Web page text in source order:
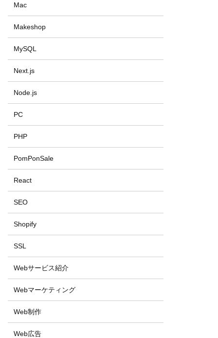
Mac
Makeshop
MySQL
Next.js
Node.js
PC
PHP
PomPonSale
React
SEO
Shopify
SSL
Webサービス紹介
Webマーケティング
Web制作
Web広告